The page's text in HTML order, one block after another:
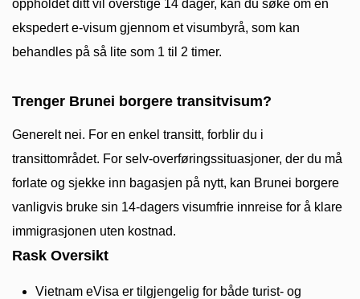
oppholdet ditt vil overstige 14 dager, kan du søke om en
ekspedert e-visum gjennom et visumbyrå, som kan
behandles på så lite som 1 til 2 timer.
Trenger Brunei borgere transitvisum?
Generelt nei. For en enkel transitt, forblir du i
transittområdet. For selv-overføringssituasjoner, der du må
forlate og sjekke inn bagasjen på nytt, kan Brunei borgere
vanligvis bruke sin 14-dagers visumfrie innreise for å klare
immigrasjonen uten kostnad.
Rask Oversikt
Vietnam eVisa er tilgjengelig for både turist- og